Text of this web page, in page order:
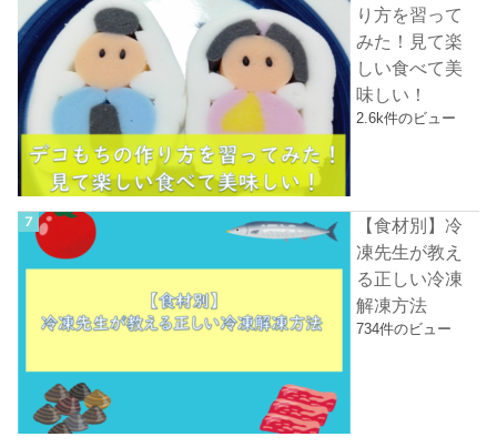
り方を習って
みた！見て楽
しい食べて美
味しい！
2.6k件のビュー
【食材別】冷
凍先生が教え
る正しい冷凍
解凍方法
734件のビュー